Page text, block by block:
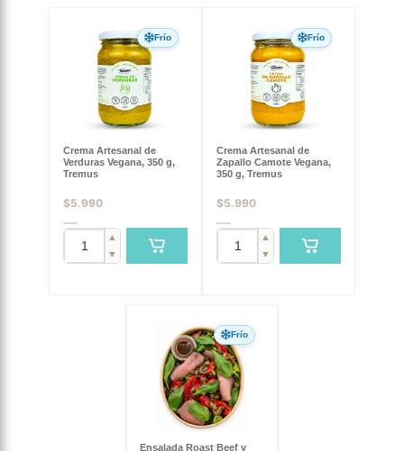
Frío
Crema Artesanal de
Verduras Vegana, 350 g,
Tremus
$5.990
▲
▼
Frío
Crema Artesanal de
Zapallo Camote Vegana,
350 g, Tremus
$5.990
▲
▼
Frío
Ensalada Roast Beef y